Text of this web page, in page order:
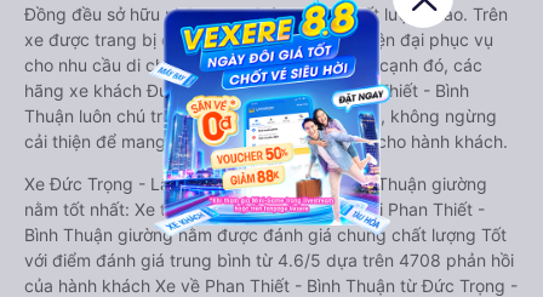
Đồng đều sở hữu những xe giường nằm chất lượng cao. Trên
xe được trang bị đầy đủ các trang thiết bị hiện đại phục vụ
cho nhu cầu di chuyển của hành khách. Bên cạnh đó, các
hãng xe khách Đức Trọng - Lâm Đồng Phan Thiết - Bình
Thuận luôn chú trọng đến chất lượng dịch vụ, không ngừng
cải thiện để mang đến trải nghiệm hoàn hảo cho hành khách.
Xe Đức Trọng - Lâm Đồng Phan Thiết - Bình Thuận giường
nằm tốt nhất: Xe từ Đức Trọng - Lâm Đồng đi Phan Thiết -
Bình Thuận giường nằm được đánh giá chung chất lượng Tốt
với điểm đánh giá trung bình từ 4.6/5 dựa trên 4708 phản hồi
của hành khách Xe về Phan Thiết - Bình Thuận từ Đức Trọng -